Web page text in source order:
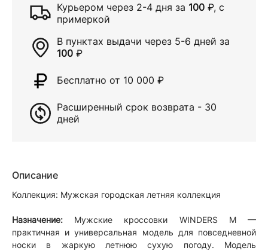
Курьером через 2-4 дня за 100 ₽, с
примеркой
В пунктах выдачи через 5-6 дней за
100 ₽
Бесплатно от 10 000 ₽
Расширенный срок возврата - 30
дней
Описание
Коллекция: Мужская городская летняя коллекция
Назначение: Мужские кроссовки WINDERS M —
практичная и универсальная модель для повседневной
носки в жаркую летнюю сухую погоду. Модель